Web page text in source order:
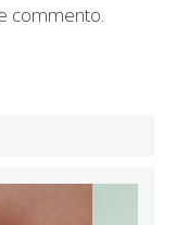
commento.